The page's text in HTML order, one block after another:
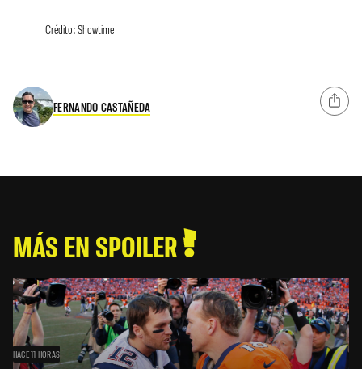
Crédito: Showtime
FERNANDO CASTAÑEDA
MÁS EN SPOILER
HACE 11 HORAS